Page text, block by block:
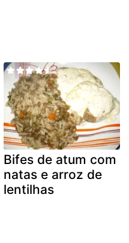
Bifes de atum com
natas e arroz de
lentilhas